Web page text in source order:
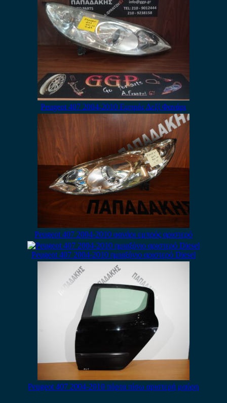
Peugeot 407 2004-2010 Εμπρός Δεξί Φανάρι
Peugeot 407 2004-2010 φανάρι εμπρός αριστερό
Peugeot 407 2004-2010 ημιαξόνιο αριστερό Diesel
Peugeot 407 2004-2010 πόρτα πίσω αριστερή μαύρη